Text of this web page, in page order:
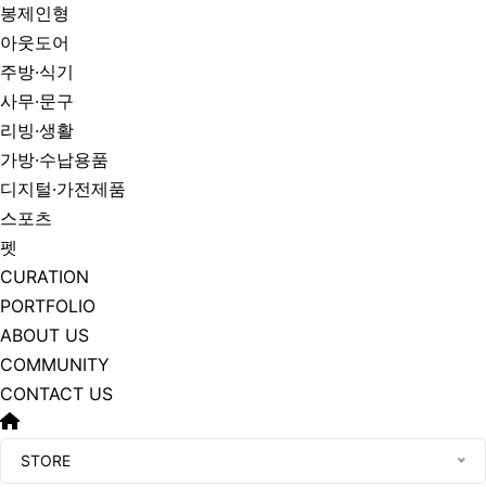
봉제인형
아웃도어
주방·식기
사무·문구
리빙·생활
가방·수납용품
디지털·가전제품
스포츠
펫
CURATION
PORTFOLIO
ABOUT US
COMMUNITY
CONTACT US
STORE